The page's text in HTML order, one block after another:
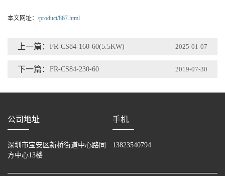
本文网址： /product/867.html
上一篇： FR-CS84-160-60(5.5KW) 2025-01-07
下一篇： FR-CS84-230-60 2019-07-30
公司地址
深圳市宝安区新桥街道中心路同
方中心13楼
手机
13823540794